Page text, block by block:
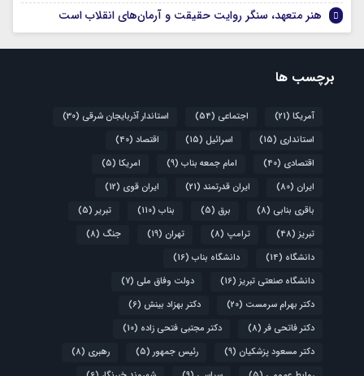
هنر متعهد، سنگر روایت حقیقت و آرمان‌های انقلاب است
برچسب ها
آمریکا (21) اجتماعی (54) استاندار آذربایجان شرقی (30)
استانداری (15) اسرائیل (15) اقتصاد (40)
اقتصادی (40) امام جمعه بناب (9) امریکا (5)
ایران (80) ایران قدرتمند (21) ایران قوی (12)
باقری بنابی (8) برق (5) بناب (110) تبریر(5)
تبریز(48) ترامپ (8) تهران (19) جنگ (8)
دانشگاه (14) دانشگاه بناب (16)
دانشگاه صنعتی تبریز(16) دولت وفاق ملی (7)
دکتر بهرام سرمست (20) دکتر بهزاد بینش (6)
دکتر فاتحی فر(8) دکتر مجتبی فتحی زاده (10)
دکتر مسعود پزشکیان (9) رئیس جمهور(5) رهبری (8)